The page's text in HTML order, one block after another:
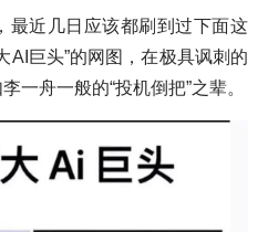
最近几日应该都刷到过下面这
AI巨头”的网图，在极具讽刺的
一舟一般的“投机倒把”之辈。